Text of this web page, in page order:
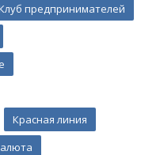
предпринимателей
Красная линия